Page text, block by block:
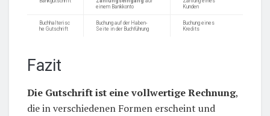
einem Bankkonto
Kunden
Buchhalterisc
he Gutschrift
Buchung auf der Haben-
Seite in der Buchführung
Buchung eines
Kredits
Fazit
Die Gutschrift ist eine vollwertige Rechnung,
die in verschiedenen Formen erscheint und